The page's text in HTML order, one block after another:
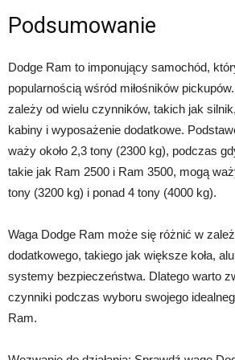
Podsumowanie
Dodge Ram to imponujący samochód,
popularnością wśród miłośników
zależy od wielu czynników, takich jak
kabiny i wyposażenie dodatkowe.
waży około 2,3 tony (2300 kg), podczas
takie jak Ram 2500 i Ram 3500, mogą
tony (3200 kg) i ponad 4 tony (4000 kg).
Waga Dodge Ram może się różnić w
dodatkowego, takiego jak większe koła,
systemy bezpieczeństwa. Dlatego warto
czynniki podczas wyboru swojego
Ram.